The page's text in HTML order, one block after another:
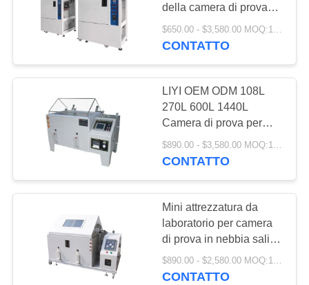
MAPPA
SITO
PRIVACY
POLICY
forno di
essiccazione
elettrico
65
Forno di
essiccazione
industriale
della camera di prova
per l'invecchiamento iso
elencato
CONTATTO
LIYI OEM ODM 108L
270L 600L 1440L
Camera di prova per
l'invecchiamento della
nebbia salina
$890.00 - $3,580.00 MOQ:1 insieme
CONTATTO
Mini attrezzatura da
laboratorio per camera
di prova in nebbia salina
con potere di corrosione
programmabile
$890.00 - $2,580.00 MOQ:1 set
CONTATTO